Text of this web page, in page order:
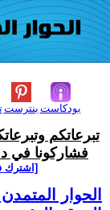
بنترست بودكاست
تبرعاتكم
فشاركونا في
[اشترك
الحوار